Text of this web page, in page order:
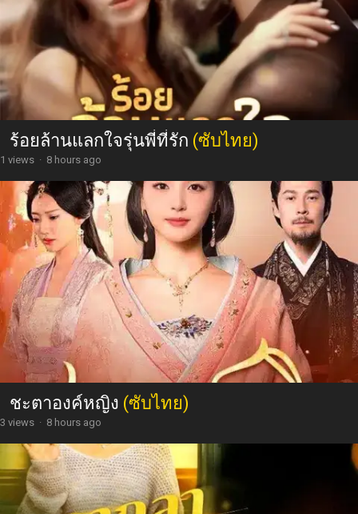
ร้อยล้านแลกใจรุ่นพี่ที่รัก (ซับไทย)
1 views · 8 hours ago
ชะตาองค์หญิง (ซับไทย)
3 views · 8 hours ago